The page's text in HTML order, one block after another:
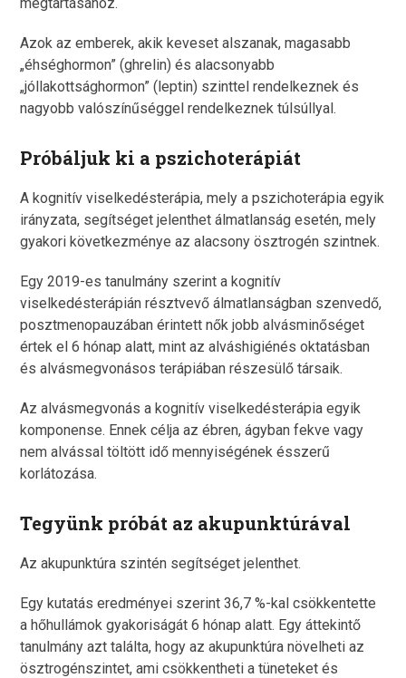
Azok az emberek, akik keveset alszanak, magasabb
„éhséghormon” (ghrelin) és alacsonyabb
„jóllakottsághormon” (leptin) szinttel rendelkeznek és
nagyobb valószínűséggel rendelkeznek túlsúllyal.
Próbáljuk ki a pszichoterápiát
A kognitív viselkedésterápia, mely a pszichoterápia egyik
irányzata, segítséget jelenthet álmatlanság esetén, mely
gyakori következménye az alacsony ösztrogén szintnek.
Egy 2019-es tanulmány szerint a kognitív
viselkedésterápián résztvevő álmatlanságban szenvedő,
posztmenopauzában érintett nők jobb alvásminőséget
értek el 6 hónap alatt, mint az alváshigiénés oktatásban
és alvásmegvonásos terápiában részesülő társaik.
Az alvásmegvonás a kognitív viselkedésterápia egyik
komponense. Ennek célja az ébren, ágyban fekve vagy
nem alvással töltött idő mennyiségének ésszerű
korlátozása.
Tegyünk próbát az akupunktúrával
Az akupunktúra szintén segítséget jelenthet.
Egy kutatás eredményei szerint 36,7 %-kal csökkentette
a hőhullámok gyakoriságát 6 hónap alatt. Egy áttekintő
tanulmány azt találta, hogy az akupunktúra növelheti az
ösztrogénszintet, ami csökkentheti a tüneteket és